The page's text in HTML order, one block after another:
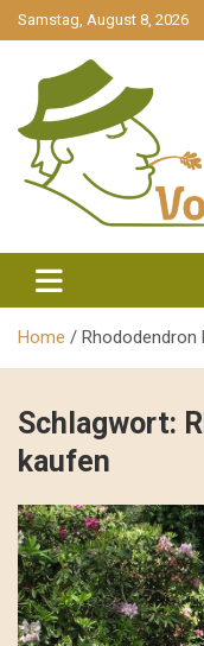
gehe
zum
Samstag, August 8, 2026
Home Rhododendron
Schlagwort:
kaufen